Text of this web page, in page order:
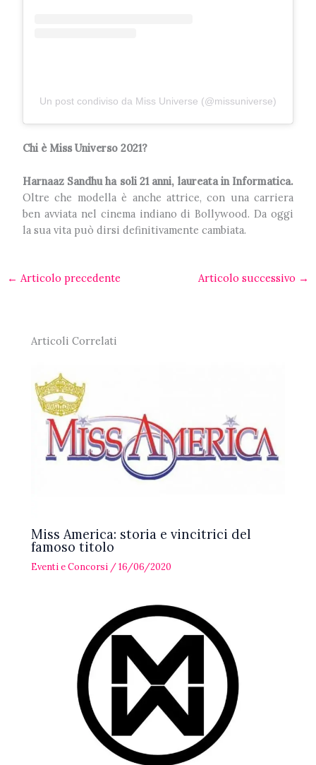
Un post condiviso da Miss Universe (@missuniverse)
Chi è Miss Universo 2021?
Harnaaz Sandhu ha soli 21 anni, laureata in Informatica.
Oltre che modella è anche attrice, con una carriera
ben avviata nel cinema indiano di Bollywood. Da oggi
la sua vita può dirsi definitivamente cambiata.
← Articolo precedente Articolo successivo →
Articoli Correlati
Miss America: storia e vincitrici del
famoso titolo
Eventi e Concorsi /16/06/2020